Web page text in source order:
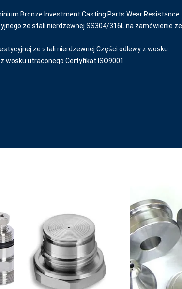
Bronze Investment Casting Parts Wear Resistance
ze stali nierdzewnej SS304/316L na zamówienie ze
ze stali nierdzewnej Części odlewy z wosku
wosku utraconego Certyfikat ISO9001